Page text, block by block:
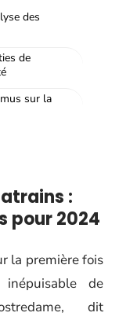
des
de
sur la
:
pour 2024
la première fois
de
dit